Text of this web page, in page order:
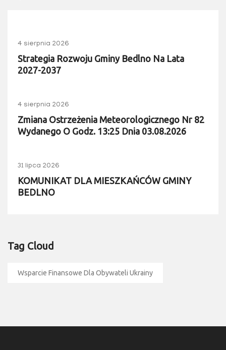
4 sierpnia 2026
Strategia Rozwoju Gminy Bedlno Na Lata
2027-2037
4 sierpnia 2026
Zmiana Ostrzeżenia Meteorologicznego Nr 82
Wydanego O Godz. 13:25 Dnia 03.08.2026
31 lipca 2026
KOMUNIKAT DLA MIESZKAŃCÓW GMINY
BEDLNO
Tag Cloud
Wsparcie Finansowe Dla Obywateli Ukrainy